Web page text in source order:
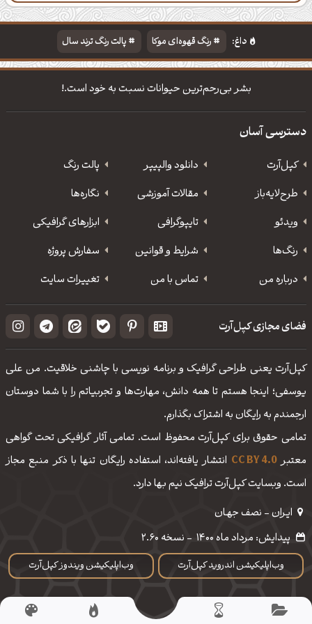
داغ: رنگ قهوه‌ای موکا
پالت رنگ ترند سال
دانلود والپیپر مذهبی
تایپوگرافی شعر مولانا
بشر بی‌رحم‌ترین حیوانات نسبت به خود است.!
دسترسی آسان
کپل‌آرت دانلود‌ والپیپر
پالت رنگ
طرح‌لایه‌باز
مقالات آموزشی
نگاره‌ها
ویدئو
‌تایپوگرافی
ابزارهای گرافیکی
رنگ‌ها
شرایط و قوانین
سفارش پروژه
درباره من
تماس با من تغییرات سایت
فضای مجازی کپل‌آرت
کپل‌آرت یعنی طراحی گرافیک و برنامه نویسی با چاشنی خلاقیت. من علی
یوسفی؛ اینجا هستم تا همه دانش، مهارت‌‌ها و تجربیاتم را با شما دوستان
ارجمندم به رایگان به اشتراک بگذارم.
تمامی حقوق برای کپل‌آرت محفوظ است. تمامی آثار گرافیکی تحت گواهی
معتبرCC BY 4.0 انتشار یافته‌اند، استفاده رایگان تنها با ذکر منبع مجاز
است. وبسایت کپل‌آرت ترافیک نیم بها دارد.
ایـران - نصف جهـان
وب‌اپلیکیشن اندروید کپل‌آرت وب‌اپلیکیشن ویندوز کپل‌آرت
پیدایش: مرداد ماه 1400 - نسخه 2.60